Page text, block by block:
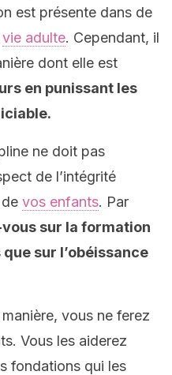
est présente dans de
vie adulte. Cependant, il
dont elle est
en punissant les
ne doit pas
de l’intégrité
vos enfants. Par
sur la formation
sur l’obéissance
vous ne ferez
Vous les aiderez
fondations qui les